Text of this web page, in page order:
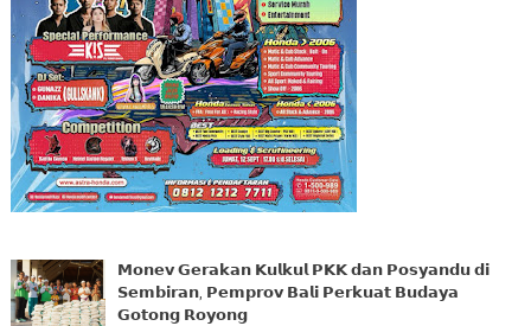
𝗠𝗼𝗻𝗲𝘃 𝗚𝗲𝗿𝗮𝗸𝗮𝗻 𝗞𝘂𝗹𝗸𝘂𝗹 𝗣𝗞𝗞 𝗱𝗮𝗻 𝗣𝗼𝘀𝘆𝗮𝗻𝗱𝘂 𝗱𝗶
𝗦𝗲𝗺𝗯𝗶𝗿𝗮𝗻, 𝗣𝗲𝗺𝗽𝗿𝗼𝘃 𝗕𝗮𝗹𝗶 𝗣𝗲𝗿𝗸𝘂𝗮𝘁 𝗕𝘂𝗱𝗮𝘆𝗮
𝗚𝗼𝘁𝗼𝗻𝗴 𝗥𝗼𝘆𝗼𝗻𝗴